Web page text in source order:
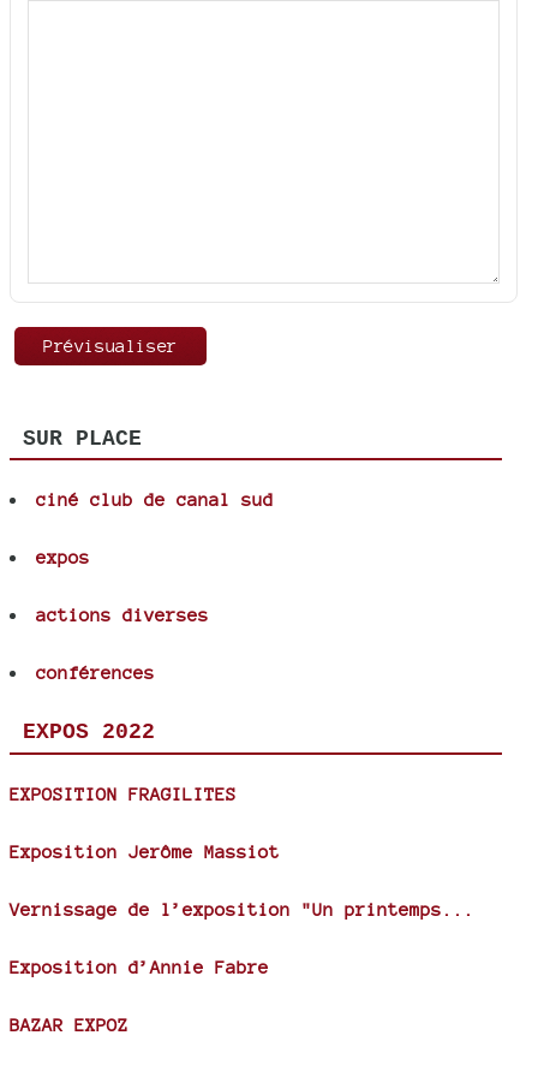
SUR PLACE
ciné club de canal sud
expos
actions diverses
conférences
EXPOS 2022
EXPOSITION FRAGILITES
Exposition Jerôme Massiot
Vernissage de l’exposition "Un printemps...
Exposition d’Annie Fabre
BAZAR EXPOZ